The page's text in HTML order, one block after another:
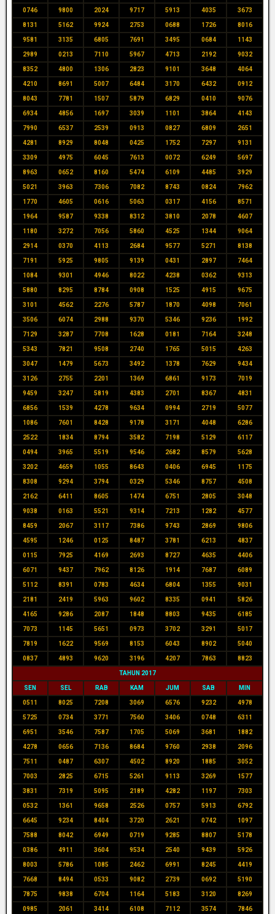
0746 9800 2024 9717 5913 4035 3673
8131 5162 9924 2753 0688 1726 8016
9581 3135 6805 7691 3495 0684 1143
2989 0213 7110 5967 4713 2192 9032
8352 4800 1306 2823 9101 3648 4064
4210 8691 5007 6484 3170 6432 0912
8043 7781 1507 5879 6829 0410 9076
6934 4856 1697 3039 1101 3864 4143
7990 6537 2539 0913 0827 6809 2651
4281 8929 8048 0425 1752 7297 9131
3309 4975 6045 7613 0072 6249 5697
8963 0652 8160 5474 6109 4485 3929
5021 3963 7306 7082 8743 0824 7962
1770 4605 0616 5063 0317 4156 8571
1964 9587 9338 8312 3810 2078 4607
1180 3272 7056 5860 4525 1344 9064
2914 0370 4113 2684 9577 5271 8138
7191 5925 9805 9139 0431 2897 7464
1084 9301 4946 8022 4238 0362 9313
5880 8295 8784 0908 1525 4915 9675
3101 4562 2276 5787 1870 4098 7061
3506 6074 2988 9370 5346 9236 1992
7129 3287 7708 1628 0181 7164 3248
5343 7821 9508 2740 1765 5015 4263
3047 1479 5673 3492 1378 7629 9434
3126 2755 2201 1369 6861 9173 7019
9459 3247 5819 4383 2701 8367 4831
6856 1539 4278 9634 0994 2719 5077
1086 7601 8428 9178 3171 4048 6286
2522 1834 8794 3582 7198 5129 6117
0494 3965 5519 9546 2682 8579 5628
3202 4659 1055 8643 0406 6945 1175
8308 9294 3794 0329 5346 8757 4508
2162 6411 8605 1474 6751 2805 3048
9038 0163 5521 9314 7213 1282 4577
8459 2067 3117 7386 9743 2869 9806
4595 1246 0125 8487 3781 6213 4837
0115 7925 4169 2693 8727 4635 4406
6071 9437 7962 8126 1914 7687 6089
5112 8391 0783 4634 6804 1355 9031
2181 2419 5963 9602 8335 0941 5826
4165 9286 2087 1848 8803 9435 6185
7073 1145 5651 0973 3702 3291 5017
7819 1622 9569 8153 6043 8902 5040
0837 4893 9620 3196 4207 7863 8823
TAHUN 2017
SEN SEL RAB KAM JUM SAB MIN
0511 8025 7208 3069 6576 9232 4978
5725 0734 3771 7560 3406 0748 6311
6951 3546 7587 1705 5069 3681 1882
4278 0656 7136 8684 9760 2938 2096
7511 0487 6307 4502 8920 1885 3052
7003 2825 6715 5261 9113 3269 1577
3831 7319 5095 2189 4282 1197 7303
0532 1361 9658 2526 0757 5913 6792
6645 9234 8404 3720 2621 0742 1097
7588 8042 6949 0719 9285 8807 5178
0386 4911 3604 9534 2540 9439 5926
8003 5786 1085 2462 6991 8245 4419
7668 8494 0533 9082 2739 0692 5190
7875 9838 6704 1164 5183 3120 8269
0985 2061 3414 6108 7112 3574 7846